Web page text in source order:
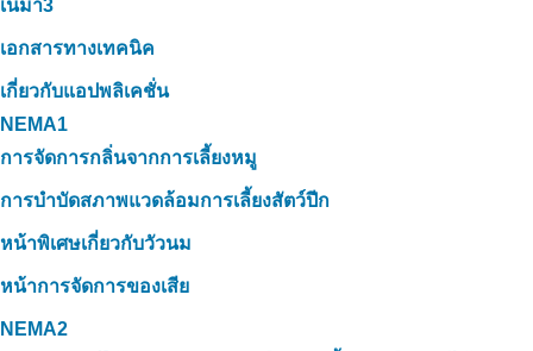
เนม่า3
เอกสารทางเทคนิค
เกี่ยวกับแอปพลิเคชั่น
NEMA1
การจัดการกลิ่นจากการเลี้ยงหมู
การบำบัดสภาพแวดล้อมการเลี้ยงสัตว์ปีก
หน้าพิเศษเกี่ยวกับวัวนม
หน้าการจัดการของเสีย
NEMA2